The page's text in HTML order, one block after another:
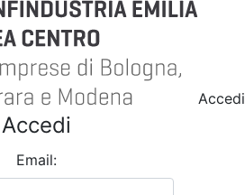
Accedi
Accedi
Email: